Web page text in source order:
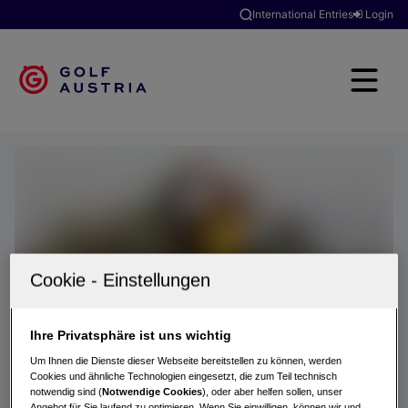
International Entries Login
Ihre Privatsphäre ist uns wichtig
Um Ihnen die Dienste dieser Webseite bereitstellen zu können, werden
Cookies und ähnliche Technologien eingesetzt, die zum Teil technisch
notwendig sind (Notwendige Cookies), oder aber helfen sollen, unser